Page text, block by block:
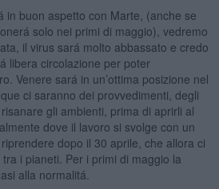
in buon aspetto con Marte, (anche se
solo nei primi di maggio), vedremo
il virus sará molto abbassato e credo
libera circolazione per poter
Venere sará in un’ottima posizione nel
ci saranno dei provvedimenti, degli
gli ambienti, prima di aprirli al
dove il lavoro si svolge con un
dopo il 30 aprile, che allora ci
i pianeti. Per i primi di maggio la
alla normalitá.